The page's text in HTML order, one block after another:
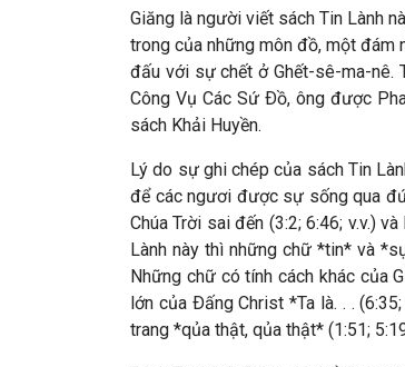
Giăng là người viết sách Tin Lành
trong của những môn đồ, một đám
đấu với sự chết ở Ghết-sê-ma-nê.
Công Vụ Các Sứ Ðồ, ông được
sách Khải Huyền.
Lý do sự ghi chép của sách Tin
để các ngươi được sự sống qua
Chúa Trời sai đến (3:2; 6:46; v.v.)
Lành này thì những chữ *tin* và
Những chữ có tính cách khác của
lớn của Ðấng Christ *Ta là. . .
trang *qủa thật, qủa thật* (1:51;